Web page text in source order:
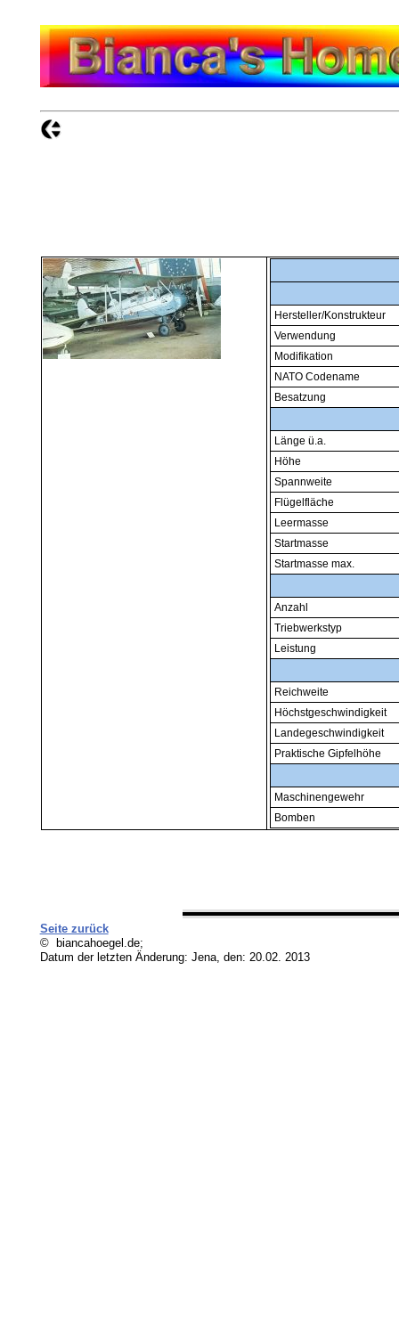
Hersteller/Konstrukteur
Verwendung
Modifikation
NATO Codename
Besatzung
Länge ü.a.
Höhe
Spannweite
Flügelfläche
Leermasse
Startmasse
Startmasse max.
Anzahl
Triebwerkstyp
Leistung
Reichweite
Höchstgeschwindigkeit
Landegeschwindigkeit
Praktische Gipfelhöhe
Maschinengewehr
Bomben
Seite zurück
© biancahoegel.de;
Datum der letzten Änderung: Jena, den: 20.02. 2013